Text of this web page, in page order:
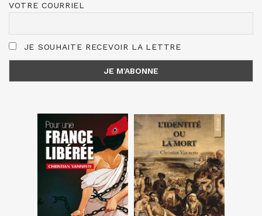
VOTRE COURRIEL
JE SOUHAITE RECEVOIR LA LETTRE